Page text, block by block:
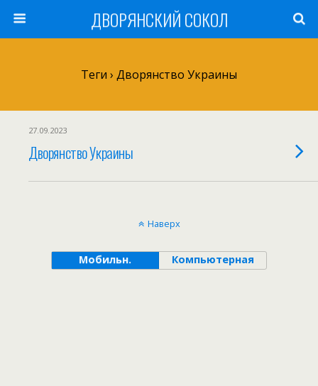
ДВОРЯНСКИЙ СОКОЛ
Теги › Дворянство Украины
27.09.2023
Дворянство Украины
Наверх
Мобильн. Компьютерная